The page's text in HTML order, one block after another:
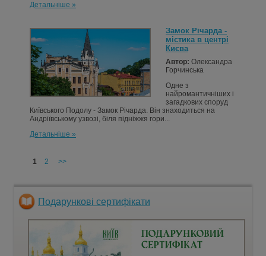
Детальніше »
Замок Річарда -
містика в центрі
Києва
Автор: Олександра
Горчинська
Одне з
найромантичніших і
загадкових споруд
Київського Подолу - Замок Річарда. Він знаходиться на
Андріївському узвозі, біля підніжжя гори...
Детальніше »
1 2 >>
Подарункові сертифікати